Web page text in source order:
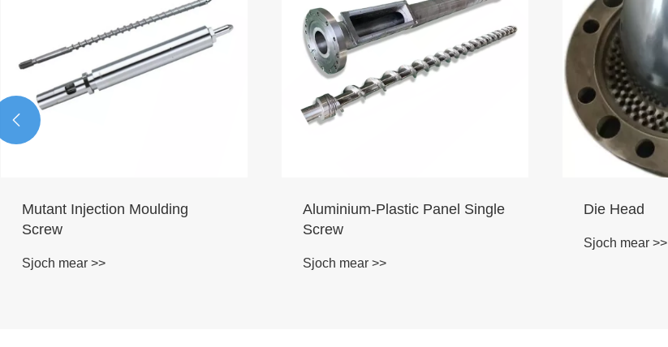
Mutant Injection Moulding
Screw
Sjoch mear >>
Aluminium-Plastic Panel Single
Screw
Sjoch mear >>
Die Head
Sjoch mear >>
